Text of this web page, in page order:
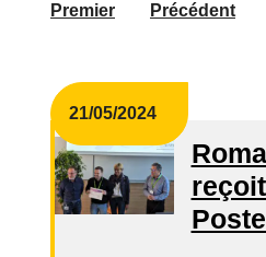
Premier
Précédent
21/05/2024